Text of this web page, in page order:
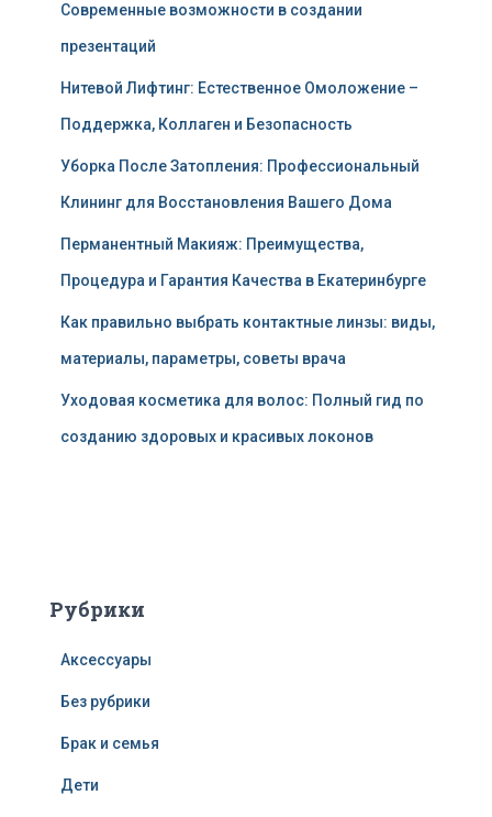
Современные возможности в создании
презентаций
Нитевой Лифтинг: Естественное Омоложение –
Поддержка, Коллаген и Безопасность
Уборка После Затопления: Профессиональный
Клининг для Восстановления Вашего Дома
Перманентный Макияж: Преимущества,
Процедура и Гарантия Качества в Екатеринбурге
Как правильно выбрать контактные линзы: виды,
материалы, параметры, советы врача
Уходовая косметика для волос: Полный гид по
созданию здоровых и красивых локонов
Рубрики
Аксессуары
Без рубрики
Брак и семья
Дети